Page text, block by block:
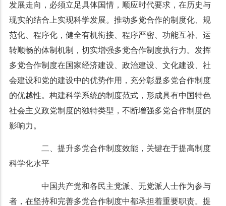
发展走向，必须立足具体国情，顺应时代要求，在历史与
现实的结合上实现科学发展。推动多党合作的制度化、规
范化、程序化，健全有机衔接、程序严密、功能互补、运
转顺畅的体制机制，切实增强多党合作制度执行力。发挥
多党合作制度在国家经济建设、政治建设、文化建设、社
会建设和党的建设中的优势作用，充分彰显多党合作制度
的优越性。构建科学系统的制度范式，形成具有中国特色
社会主义政党制度的独特类型，不断增强多党合作制度的
影响力。
二、提升多党合作制度效能，关键在于提高制度
科学化水平
中国共产党和各民主党派、无党派人士作为参与
者，在坚持和完善多党合作制度中都承担着重要职责。提